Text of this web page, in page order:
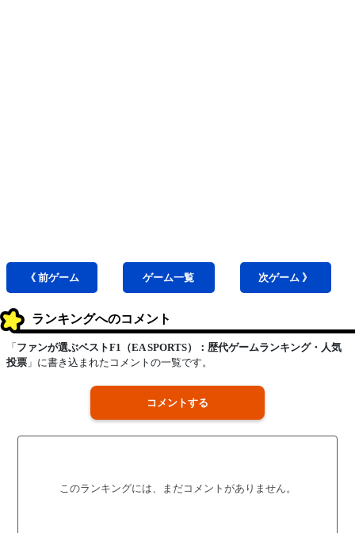
《 前ゲーム ゲーム一覧 次ゲーム 》
ランキングへのコメント
「 ファンが選ぶベストF1（EA SPORTS）：歴代ゲームランキング・人気
投票 」に書き込まれたコメントの一覧です。
コメントする
このランキングには、まだコメントがありません。